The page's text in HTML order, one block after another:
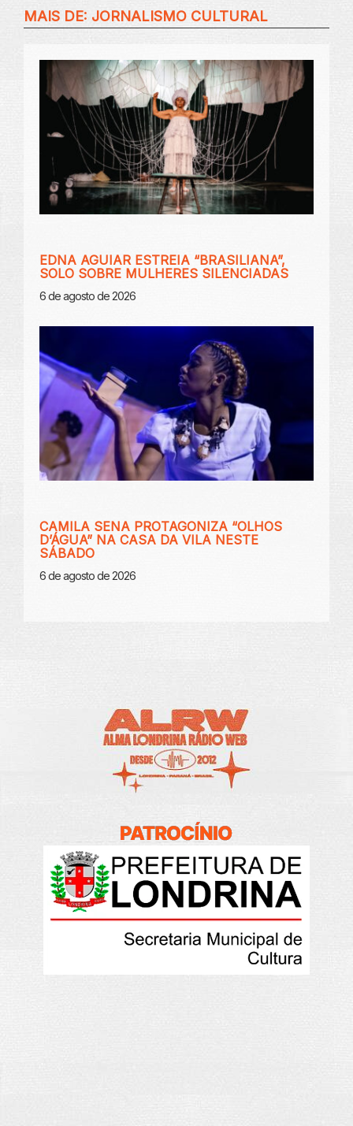
MAIS DE: JORNALISMO CULTURAL
EDNA AGUIAR ESTREIA “BRASILIANA”,
SOLO SOBRE MULHERES SILENCIADAS
6 de agosto de 2026
CAMILA SENA PROTAGONIZA “OLHOS
D’ÁGUA” NA CASA DA VILA NESTE
SÁBADO
6 de agosto de 2026